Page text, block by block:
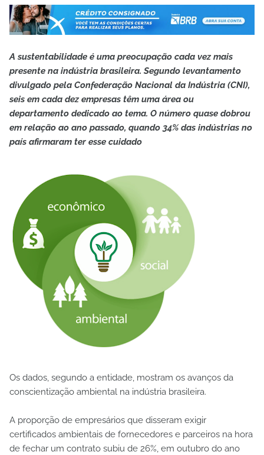
A sustentabilidade é uma preocupação cada vez mais
presente na indústria brasileira. Segundo levantamento
divulgado pela Confederação Nacional da Indústria (CNI),
seis em cada dez empresas têm uma área ou
departamento dedicado ao tema. O número quase dobrou
em relação ao ano passado, quando 34% das indústrias no
país afirmaram ter esse cuidado
Os dados, segundo a entidade, mostram os avanços da
conscientização ambiental na indústria brasileira.
A proporção de empresários que disseram exigir
certificados ambientais de fornecedores e parceiros na hora
de fechar um contrato subiu de 26%, em outubro do ano